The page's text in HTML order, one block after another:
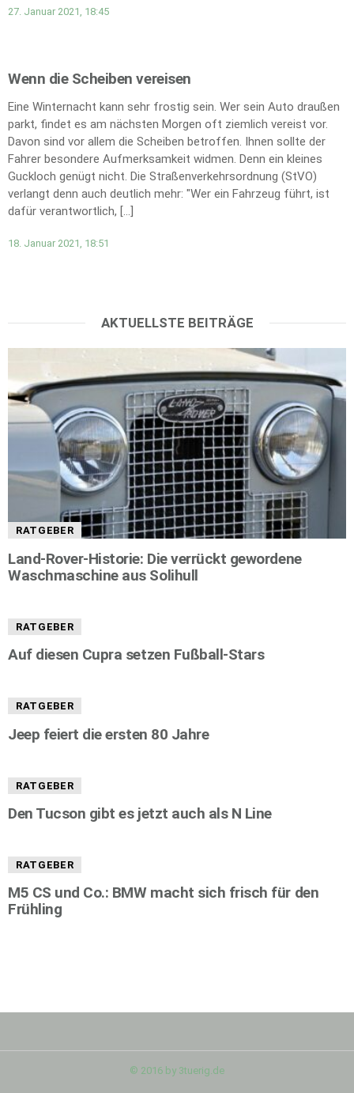
27. Januar 2021, 18:45
Wenn die Scheiben vereisen
Eine Winternacht kann sehr frostig sein. Wer sein Auto draußen
parkt, findet es am nächsten Morgen oft ziemlich vereist vor.
Davon sind vor allem die Scheiben betroffen. Ihnen sollte der
Fahrer besondere Aufmerksamkeit widmen. Denn ein kleines
Guckloch genügt nicht. Die Straßenverkehrsordnung (StVO)
verlangt denn auch deutlich mehr: "Wer ein Fahrzeug führt, ist
dafür verantwortlich, […]
18. Januar 2021, 18:51
AKTUELLSTE BEITRÄGE
RATGEBER
Land-Rover-Historie: Die verrückt gewordene
Waschmaschine aus Solihull
RATGEBER
Auf diesen Cupra setzen Fußball-Stars
RATGEBER
Jeep feiert die ersten 80 Jahre
RATGEBER
Den Tucson gibt es jetzt auch als N Line
RATGEBER
M5 CS und Co.: BMW macht sich frisch für den
Frühling
© 2016 by 3tuerig.de